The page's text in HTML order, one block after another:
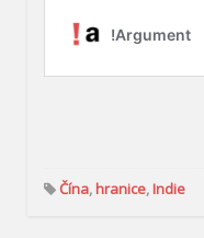
Čína,hranice,Indie